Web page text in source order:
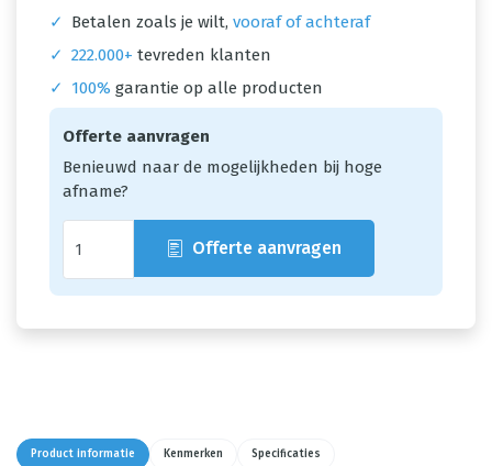
✓
Betalen zoals je wilt, vooraf of achteraf
✓ 222.000+ tevreden klanten
✓
100% garantie op alle producten
Offerte aanvragen
Benieuwd naar de mogelijkheden bij hoge
afname?
Offerte aanvragen
Product informatie Kenmerken Specificaties